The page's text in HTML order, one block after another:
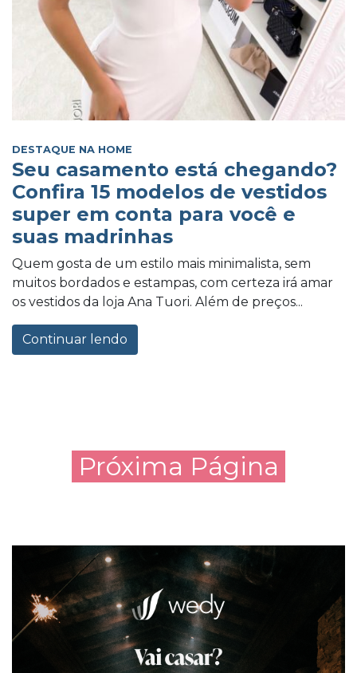
DESTAQUE NA HOME
Seu casamento está chegando?
Confira 15 modelos de vestidos
super em conta para você e
suas madrinhas
Quem gosta de um estilo mais minimalista, sem
muitos bordados e estampas, com certeza irá amar
os vestidos da loja Ana Tuori. Além de preços...
Continuar lendo
Próxima Página